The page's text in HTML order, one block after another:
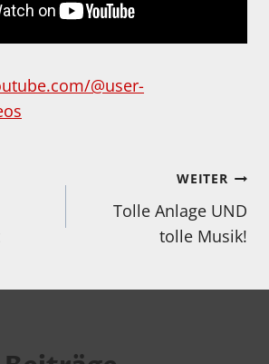
@user-
WEITER
Tolle Anlage UND
tolle Musik!